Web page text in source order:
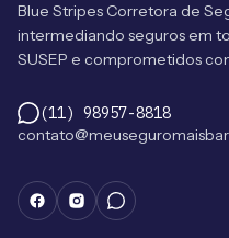
Blue Stripes Corretora de
intermediando seguros em
SUSEP e comprometidos
(11) 98957-8818